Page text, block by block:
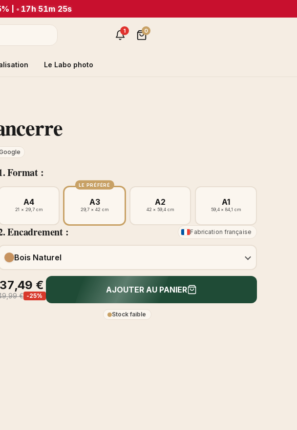
| • 17h 51m 25s
1 0
Le Labo photo
Format :
A4
21 × 29,7 cm
LE PRÉFÉRÉ
A3
29,7 × 42 cm
A2
42 × 59,4 cm
A1
59,4 × 84,1 cm
Encadrement : Fabrication française
Bois Naturel
37,49 €
€ -25%
AJOUTER AU PANIER
Stock faible